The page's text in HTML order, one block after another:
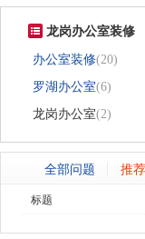
龙岗办公室装修
办公室装修(20)
罗湖办公室(6)
龙岗办公室(2)
全部问题 推
标题